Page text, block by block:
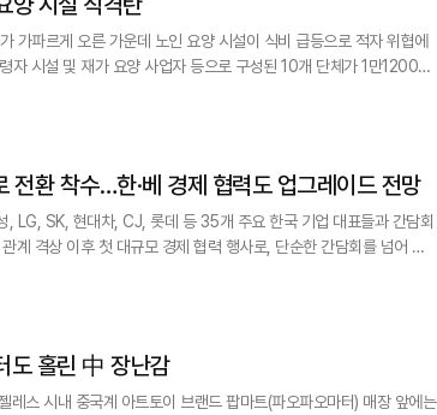
가파르게 오른 가운데 노인 요양 시설이 식비 급등으로 적자 위협에
를 진행한 결과, 올해 1월 기준 평균 식비 지출이 367만8000엔(약
국가로 전환 착수…한·베 경제 협력도 업그레이드 전망
, LG, SK, 현대차, CJ, 롯데 등 35개 주요 한국 기업 대표들과 간담회
계 격상 이후 첫 대규모 경제 협력 행사로, 단순한 간담회를 넘어 양
눈길을 끌었다. 섬유, 의류, 신발 등 '노동집약적' 산업에서 첨단 기
스터도 홀린 中 장난감
스 시내 중국계 아트토이 브랜드 팝마트(파오파오마터) 매장 앞에는